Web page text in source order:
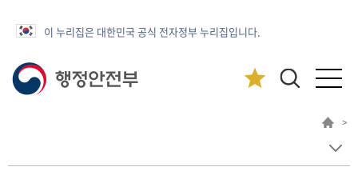
이 누리집은 대한민국 공식 전자정부 누리집입니다.
>